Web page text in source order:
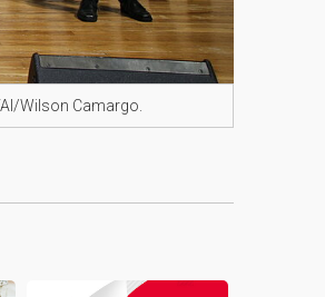
Wilson Camargo.